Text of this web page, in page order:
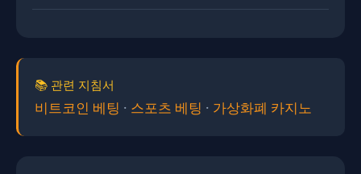
📚 관련 지침서
비트코인 베팅 · 스포츠 베팅 · 가상화폐 카지노